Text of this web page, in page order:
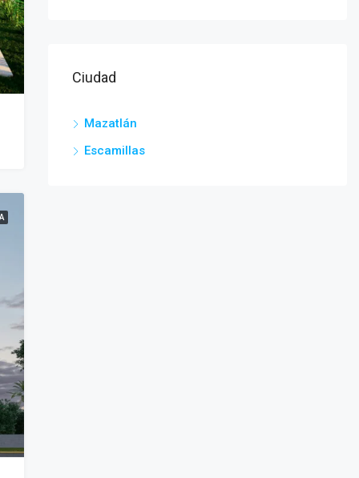
Ciudad
Mazatlán
Escamillas